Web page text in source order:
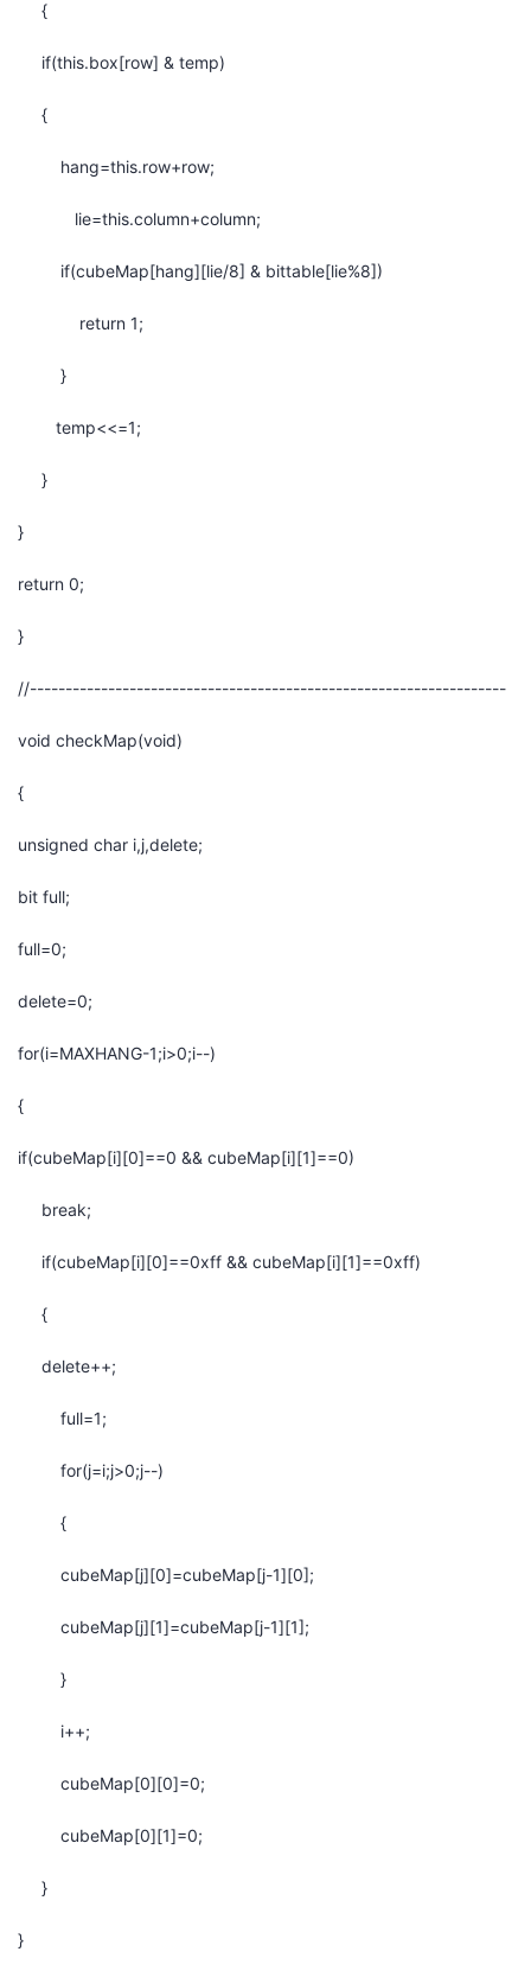
{
if(this.box[row] & temp)
{
hang=this.row+row;
lie=this.column+column;
if(cubeMap[hang][lie/8] & bittable[lie%8])
return 1;
}
temp<<=1;
}
}
return 0;
}
//-------------------------------------------------------------------
void checkMap(void)
{
unsigned char i,j,delete;
bit full;
full=0;
delete=0;
for(i=MAXHANG-1;i>0;i--)
{
if(cubeMap[i][0]==0 && cubeMap[i][1]==0)
break;
if(cubeMap[i][0]==0xff && cubeMap[i][1]==0xff)
{
delete++;
full=1;
for(j=i;j>0;j--)
{
cubeMap[j][0]=cubeMap[j-1][0];
cubeMap[j][1]=cubeMap[j-1][1];
}
i++;
cubeMap[0][0]=0;
cubeMap[0][1]=0;
}
}